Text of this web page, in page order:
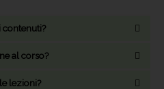
contenuti?
al corso?
lezioni?